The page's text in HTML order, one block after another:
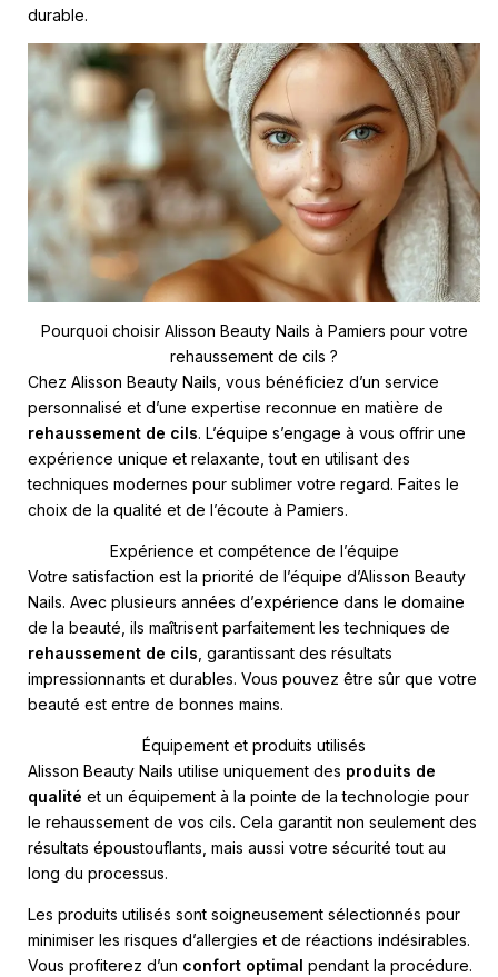
durable.
Pourquoi choisir Alisson Beauty Nails à Pamiers pour votre
rehaussement de cils ?
Chez Alisson Beauty Nails, vous bénéficiez d’un service
personnalisé et d’une expertise reconnue en matière de
rehaussement de cils. L’équipe s’engage à vous offrir une
expérience unique et relaxante, tout en utilisant des
techniques modernes pour sublimer votre regard. Faites le
choix de la qualité et de l’écoute à Pamiers.
Expérience et compétence de l’équipe
Votre satisfaction est la priorité de l’équipe d’Alisson Beauty
Nails. Avec plusieurs années d’expérience dans le domaine
de la beauté, ils maîtrisent parfaitement les techniques de
rehaussement de cils , garantissant des résultats
impressionnants et durables. Vous pouvez être sûr que votre
beauté est entre de bonnes mains.
Équipement et produits utilisés
Alisson Beauty Nails utilise uniquement des produits de
qualité et un équipement à la pointe de la technologie pour
le rehaussement de vos cils. Cela garantit non seulement des
résultats époustouflants, mais aussi votre sécurité tout au
long du processus.
Les produits utilisés sont soigneusement sélectionnés pour
minimiser les risques d’allergies et de réactions indésirables.
Vous profiterez d’un confort optimal pendant la procédure.